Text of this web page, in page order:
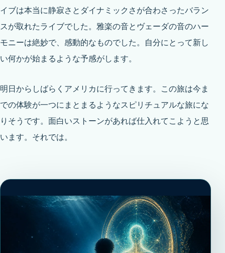
イブは本当に静寂さとダイナミックさが合わさったバラン
スが取れたライブでした。雅楽の音とヴェーダの音のハー
モニーは絶妙で、感動的なものでした。自分にとって新し
い何かが始まるような予感がします。
明日からしばらくアメリカに行ってきます。この旅は今ま
での体験が一つにまとまるようなスピリチュアルな旅にな
りそうです。面白いストーンがあれば仕入れてこようと思
います。それでは。